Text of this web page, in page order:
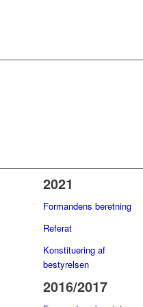
2021
Formandens beretning
Referat
Konstituering af
bestyrelsen
2016/2017